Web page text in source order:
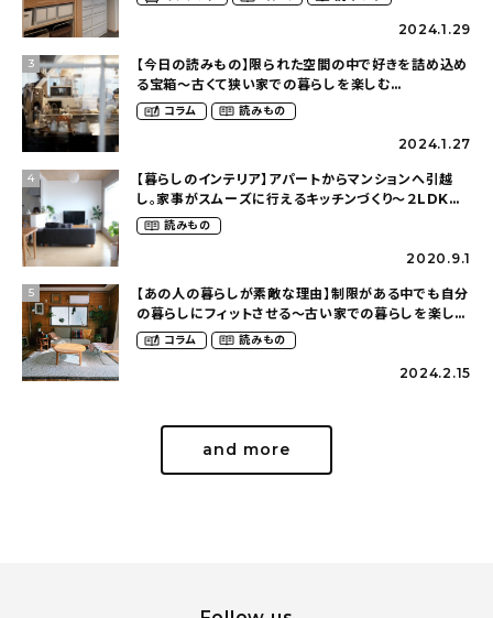
2024.1.29
3
【今日の読みもの】限られた空間の中で好きを詰め込め
る宝箱〜古くて狭い家での暮らしを楽しむ
（2nyan_and_lifestylesさん）
コラム 読みもの
2024.1.27
4
【暮らしのインテリア】アパートからマンションへ引越
し。家事がスムーズに行えるキッチンづくり〜２LDKの
賃貸暮らし（mari_ppe_さん）
読みもの
2020.9.1
5
【あの人の暮らしが素敵な理由】制限がある中でも自分
の暮らしにフィットさせる〜古い家での暮らしを楽しむ
（idasanchiさん）
コラム 読みもの
2024.2.15
and more